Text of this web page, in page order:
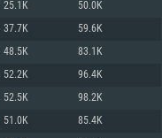
77XX / NVIDIA
(Mac), 혹은 이와 비슷한 성
도: 720p
라이버를 지원하는 NVIDIA
최신 그래픽 드라이버를 지
720p)
25.1K 50.0K
37.7K 59.6K
48.5K 83.1K
52.2K 96.4K
52.5K 98.2K
51.0K 85.4K